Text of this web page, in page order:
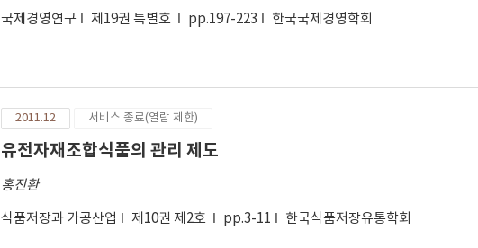
human study' (n=24)〉'safety evaluation' (n=21)〉'efficacy evaluation-in
Respondents preferred off-line education programs (62.4%) to on-line
an educational program was '2~3 days: total 14~24 hours' (30.7%);
food' (5.72 points)〉safety evaluation' (5.7 points)〉'overview and acts
'efficacy evaluation methods of health functional food by efficacy
functionality was as follows; 'body weight & body fat' (21.8%), 'immune
In summary, the educational demand for 'efficacy evaluation and case
considered most important by respondents. These results differed
국제경영연구 제19권 특별호 pp.197-223 한국국제경영학회
2011.12 서비스 종료(열람 제한)
유전자재조합식품의 관리 제도
홍진환
식품저장과 가공산업 제10권 제2호 pp.3-11 한국식품저장유통학회